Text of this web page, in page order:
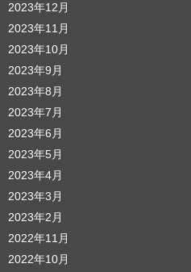
2023年12月
2023年11月
2023年10月
2023年9月
2023年8月
2023年7月
2023年6月
2023年5月
2023年4月
2023年3月
2023年2月
2022年11月
2022年10月